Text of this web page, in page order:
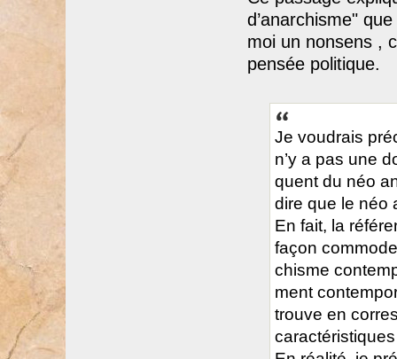
d’anarchisme"
moi un nonsens ,
pensée politique.
Je vou­drais
n’y a pas une
quent du néo
dire que le néo
En fait, la
façon
chisme
ment
trouve en